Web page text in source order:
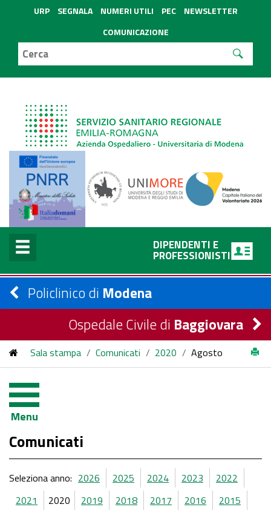
URP SEGNALA NUMERI UTILI PEC
NEWSLETTER
COMUNICAZIONE
DIPENDENTI E
PROFESSIONISTI
Policlinico di Modena
Ospedale Civile di Baggiovara
Sala stampa / Comunicati / 2020 / Agosto
Menu
Comunicati
Seleziona anno: 2026 2025 2024 2023
2022
2021
2020 2019 2018 2017 2016
2015